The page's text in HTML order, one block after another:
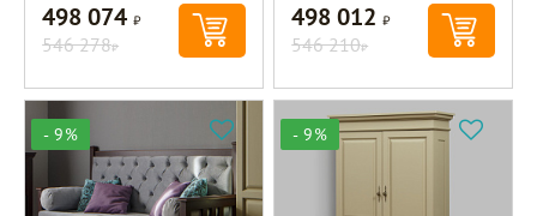
498 074Р
546 278Р
498 012Р
546 210Р
- 9% - 9%